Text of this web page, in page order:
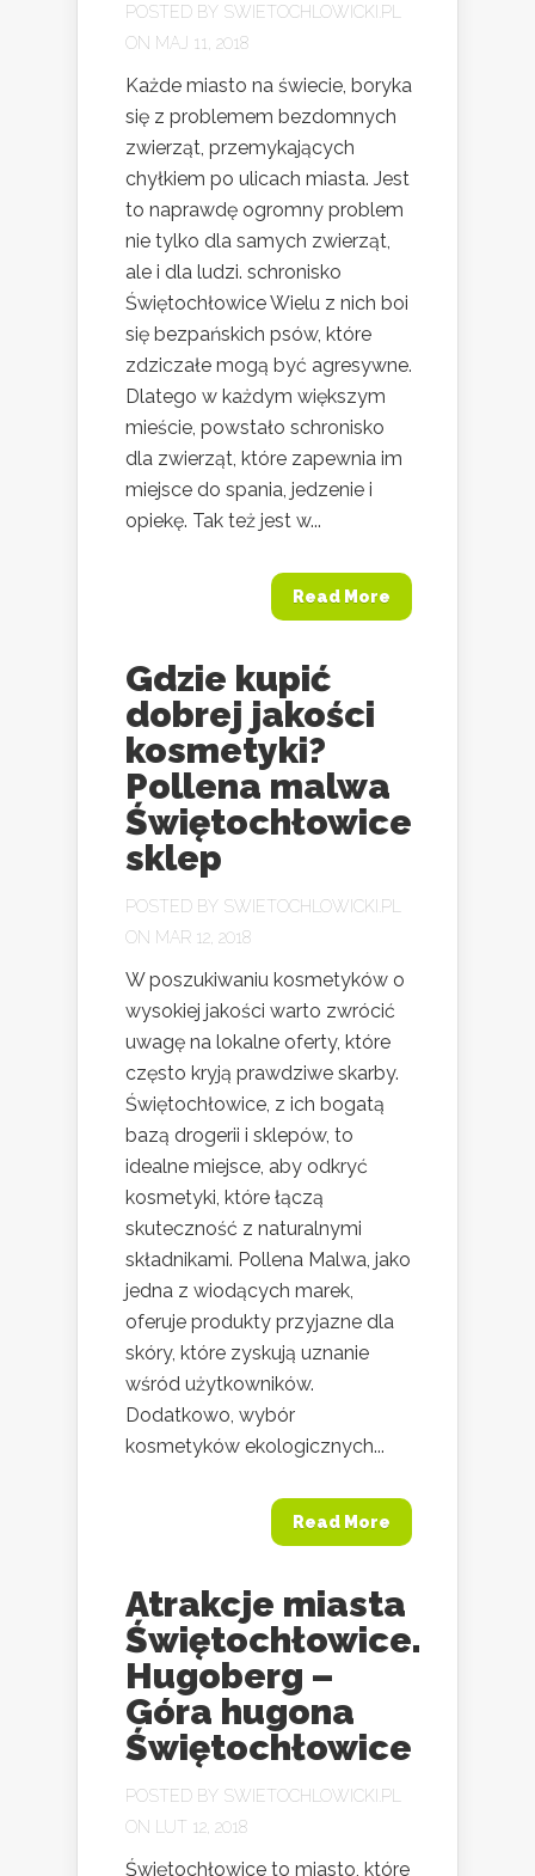
POSTED BY SWIETOCHLOWICKI.PL
ON MAJ 11, 2018
Każde miasto na świecie, boryka
się z problemem bezdomnych
zwierząt, przemykających
chyłkiem po ulicach miasta. Jest
to naprawdę ogromny problem
nie tylko dla samych zwierząt,
ale i dla ludzi. schronisko
Świętochłowice Wielu z nich boi
się bezpańskich psów, które
zdziczałe mogą być agresywne.
Dlatego w każdym większym
mieście, powstało schronisko
dla zwierząt, które zapewnia im
miejsce do spania, jedzenie i
opiekę. Tak też jest w...
Read More
Gdzie kupić
dobrej jakości
kosmetyki?
Pollena malwa
Świętochłowice
sklep
POSTED BY SWIETOCHLOWICKI.PL
ON MAR 12, 2018
W poszukiwaniu kosmetyków o
wysokiej jakości warto zwrócić
uwagę na lokalne oferty, które
często kryją prawdziwe skarby.
Świętochłowice, z ich bogatą
bazą drogerii i sklepów, to
idealne miejsce, aby odkryć
kosmetyki, które łączą
skuteczność z naturalnymi
składnikami. Pollena Malwa, jako
jedna z wiodących marek,
oferuje produkty przyjazne dla
skóry, które zyskują uznanie
wśród użytkowników.
Dodatkowo, wybór
kosmetyków ekologicznych...
Read More
Atrakcje miasta
Świętochłowice.
Hugoberg –
Góra hugona
Świętochłowice
POSTED BY SWIETOCHLOWICKI.PL
ON LUT 12, 2018
Świętochłowice to miasto, które